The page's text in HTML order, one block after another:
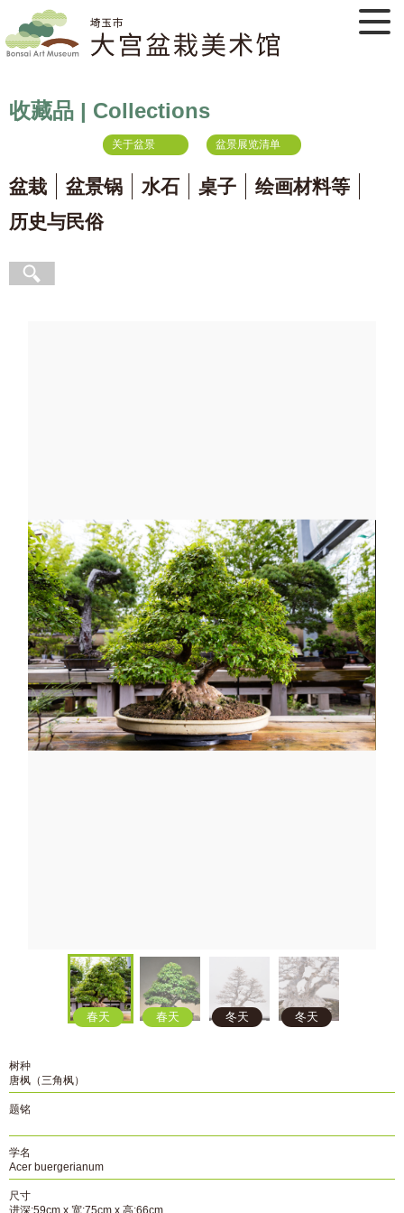
收藏品 | Collections
关于盆景 盆景展览清单
盆栽 盆景锅 水石 桌子
绘画材料等
历史与民俗
春天 春天 冬天 冬天
树种
唐枫（三角枫）
题铭
学名
Acer buergerianum
尺寸